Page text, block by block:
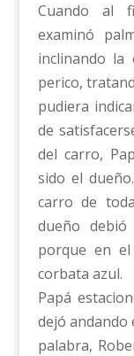
Cuando al
examinó
inclinando la
perico,
pudiera
de
del carro,
sido el
carro de
dueño
porque en
corbata azul.
Papá
dejó andando
palabra,